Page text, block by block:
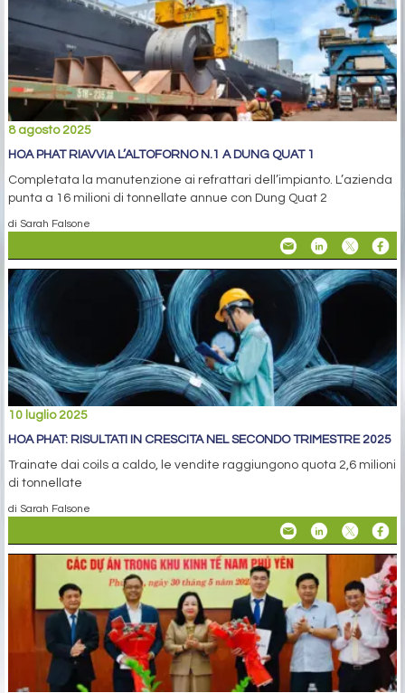
8 agosto 2025
HOA PHAT RIAVVIA L’ALTOFORNO N.1 A DUNG QUAT 1
Completata la manutenzione ai refrattari dell’impianto. L’azienda
punta a 16 milioni di tonnellate annue con Dung Quat 2
di Sarah Falsone
10 luglio 2025
HOA PHAT: RISULTATI IN CRESCITA NEL SECONDO TRIMESTRE 2025
Trainate dai coils a caldo, le vendite raggiungono quota 2,6 milioni
di tonnellate
di Sarah Falsone